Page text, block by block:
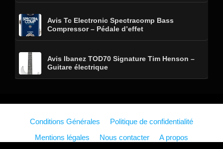
Avis Tc Electronic Spectracomp Bass
Compressor – Pédale d’effet
Avis Ibanez TOD70 Signature Tim Henson –
Guitare électrique
Conditions Générales
Politique de confidentialité
Mentions légales
Nous contacter A propos